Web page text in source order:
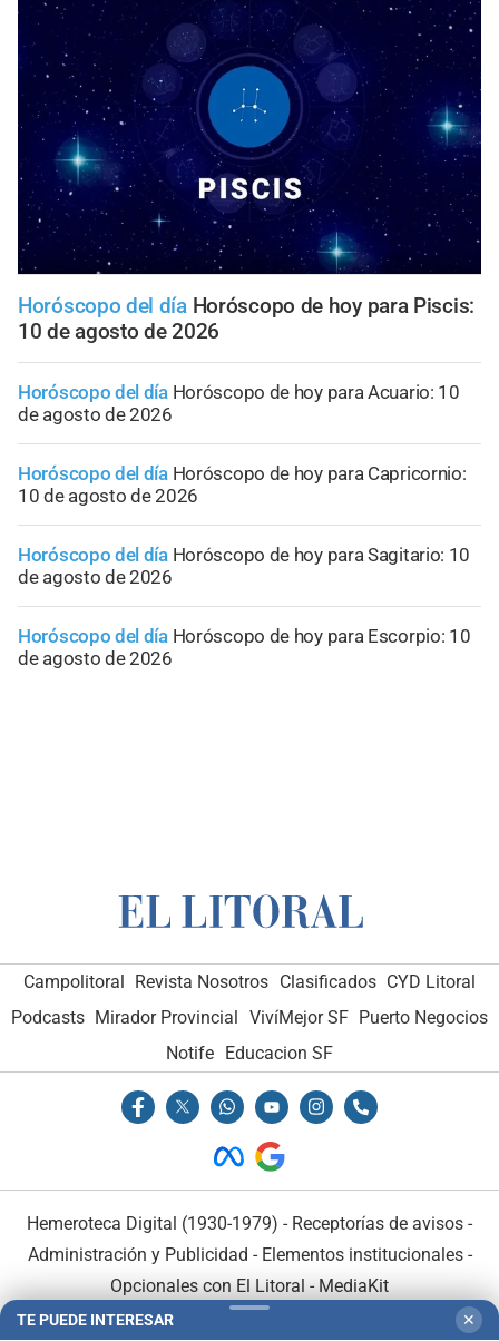
Horóscopo del día Horóscopo de hoy para Piscis:
10 de agosto de 2026
Horóscopo del día Horóscopo de hoy para Acuario: 10
de agosto de 2026
Horóscopo del día Horóscopo de hoy para Capricornio:
10 de agosto de 2026
Horóscopo del día Horóscopo de hoy para Sagitario: 10
de agosto de 2026
Horóscopo del día Horóscopo de hoy para Escorpio: 10
de agosto de 2026
Campolitoral Revista Nosotros Clasificados CYD Litoral
Podcasts Mirador Provincial VivíMejor SF Puerto Negocios
Notife Educacion SF
Hemeroteca Digital (1930-1979) - Receptorías de avisos -
Administración y Publicidad - Elementos institucionales-
Opcionales con El Litoral - MediaKit
TE PUEDE INTERESAR ✕